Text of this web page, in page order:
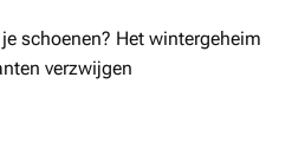
schoenen? Het wintergeheim
verzwijgen